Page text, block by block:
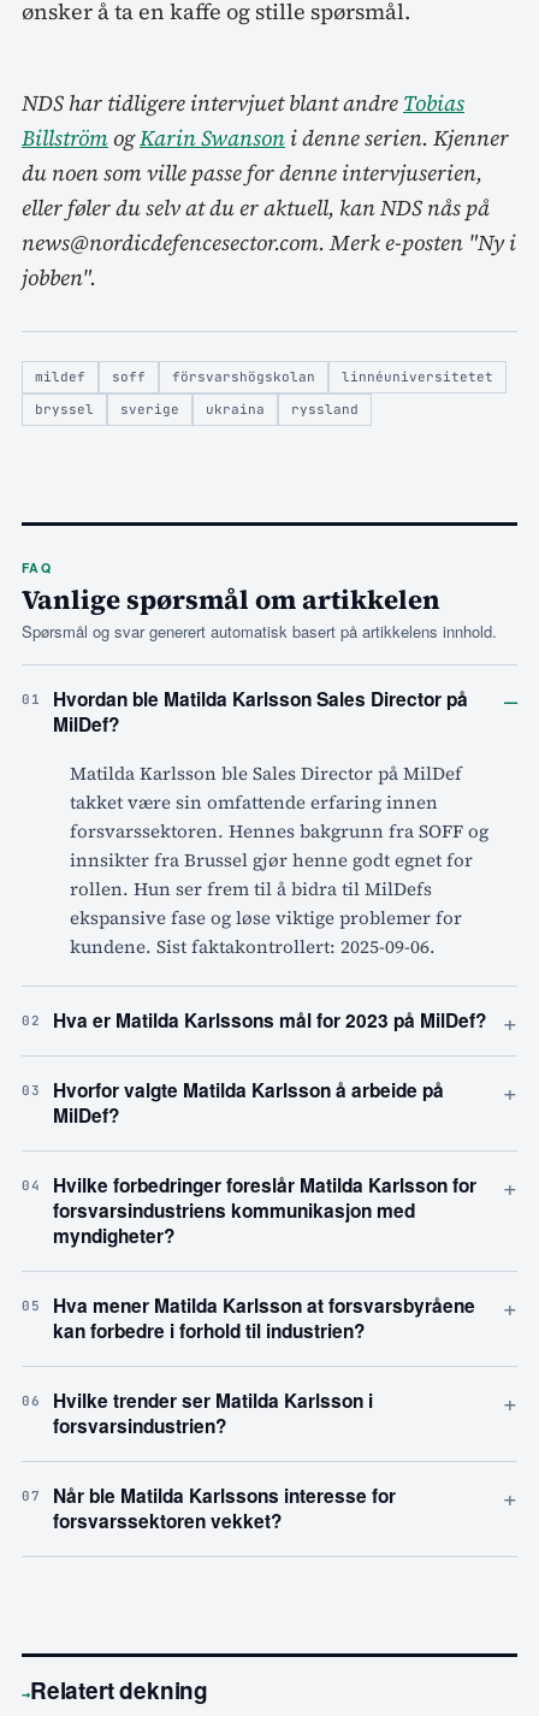
ønsker å ta en kaffe og stille spørsmål.
NDS har tidligere intervjuet blant andre Tobias
BillströmogKarin Swanson i denne serien. Kjenner
du noen som ville passe for denne intervjuserien,
eller føler du selv at du er aktuell, kan NDS nås på
news@nordicdefencesector.com. Merk e-posten "Ny i
jobben".
mildef soff försvarshögskolan
linnéuniversitetet
bryssel
sverige ukraina ryssland
FAQ
Vanlige spørsmål om artikkelen
Spørsmål og svar generert automatisk basert på artikkelens innhold.
01
Hvordan ble Matilda Karlsson Sales Director på
MilDef?
–
Matilda Karlsson ble Sales Director på MilDef
takket være sin omfattende erfaring innen
forsvarssektoren. Hennes bakgrunn fra SOFF og
innsikter fra Brussel gjør henne godt egnet for
rollen. Hun ser frem til å bidra til MilDefs
ekspansive fase og løse viktige problemer for
kundene. Sist faktakontrollert: 2025-09-06.
02 Hva er Matilda Karlssons mål for 2023 på MilDef? +
03
Hvorfor valgte Matilda Karlsson å arbeide på
MilDef?
+
04
Hvilke forbedringer foreslår Matilda Karlsson for
forsvarsindustriens kommunikasjon med
myndigheter?
+
05
Hva mener Matilda Karlsson at forsvarsbyråene
kan forbedre i forhold til industrien?
+
06
Hvilke trender ser Matilda Karlsson i
forsvarsindustrien?
+
07
Når ble Matilda Karlssons interesse for
forsvarssektoren vekket?
+
→Relatert dekning